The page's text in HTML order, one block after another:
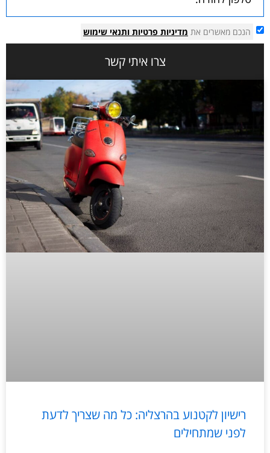
הנכם מאשרים את מדיניות פרטיות ותנאי שימוש
צרו איתי קשר
רישיון לקטנוע בהרצליה: כל מה שצריך לדעת
לפני שמתחילים